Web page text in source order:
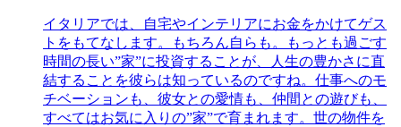
イタリアでは、自宅やインテリアにお金をかけてゲス
トをもてなします。もちろん自らも。もっとも過ごす
時間の長い”家”に投資することが、人生の豊かさに直
結することを彼らは知っているのですね。仕事へのモ
チベーションも、彼女との愛情も、仲間との遊びも、
すべてはお気に入りの”家”で育まれます。世の物件を